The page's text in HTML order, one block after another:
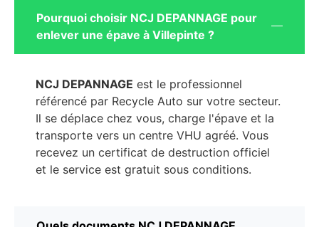
Pourquoi choisir NCJ DEPANNAGE pour
enlever une épave à Villepinte ?
NCJ DEPANNAGE est le professionnel
référencé par Recycle Auto sur votre secteur.
Il se déplace chez vous, charge l'épave et la
transporte vers un centre VHU agréé. Vous
recevez un certificat de destruction officiel
et le service est gratuit sous conditions.